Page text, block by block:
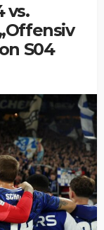
vs.
S04